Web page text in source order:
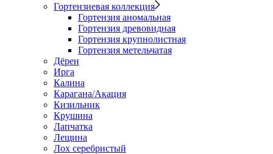
Гортензиевая коллекция
Гортензия аномальная
Гортензия древовидная
Гортензия крупнолистная
Гортензия метельчатая
Дёрен
Ирга
Калина
Карагана/Акация
Кизильник
Крушина
Лапчатка
Лещина
Лох серебристый